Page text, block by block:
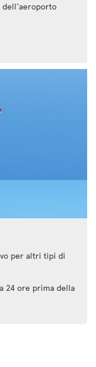
dell'aeroporto
per altri tipi di
24 ore prima della